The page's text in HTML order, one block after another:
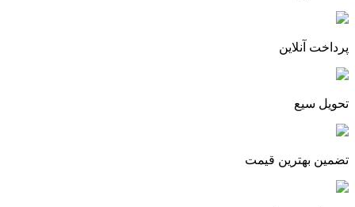
پرداخت آنلاین
تحویل سیع
تضمین بهترین قیمت